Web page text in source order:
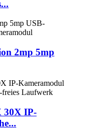
2mp 5mp
30X IP-